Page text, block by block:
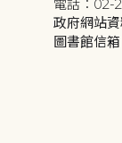
電話：02-
政府網站
圖書館信